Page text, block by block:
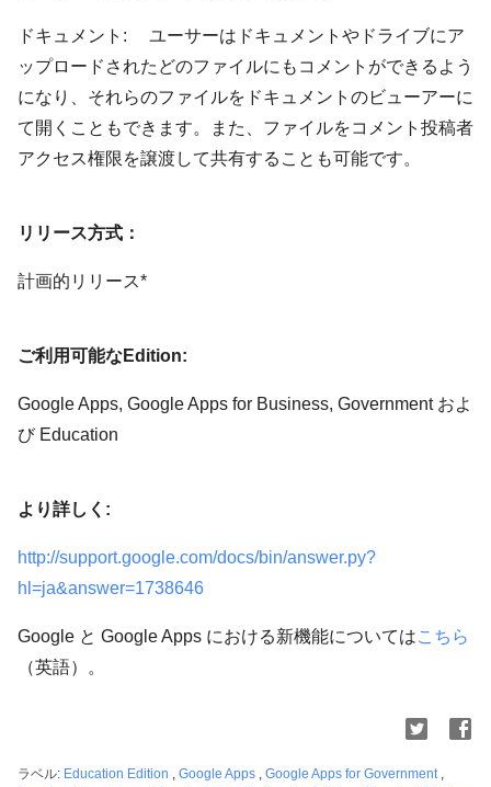
ドキュメント: ユーサーはドキュメントやドライブにア
ップロードされたどのファイルにもコメントができるよう
になり、それらのファイルをドキュメントのビューアーに
て開くこともできます。また、ファイルをコメント投稿者
アクセス権限を譲渡して共有することも可能です。
リリース方式：
計画的リリース*
ご利用可能なEdition:
Google Apps, Google Apps for Business, Government およ
び Education
より詳しく:
http://support.google.com/docs/bin/answer.py?
hl=ja&answer=1738646
Google と Google Apps における新機能についてはこちら
（英語）。
ラベル: Education Edition , Google Apps , Google Apps for Government ,